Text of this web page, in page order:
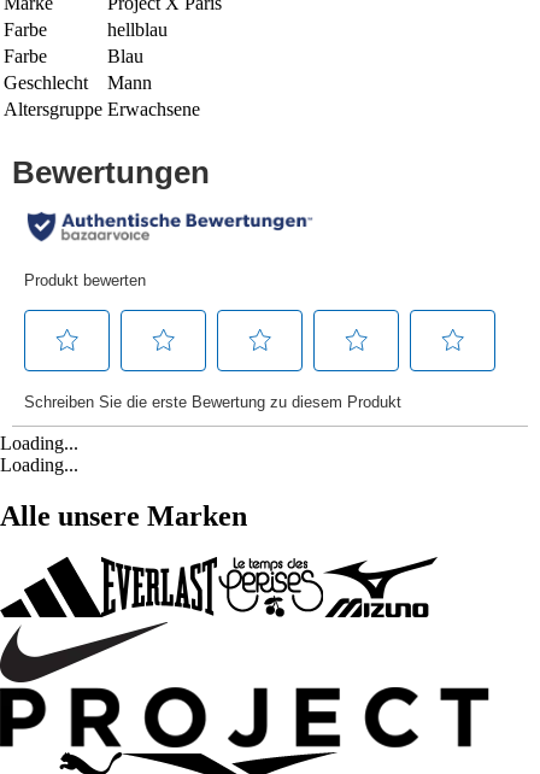
Farbe
hellblau
Farbe
Blau
Geschlecht
Mann
Altersgruppe Erwachsene
Loading...
Loading...
Alle unsere Marken